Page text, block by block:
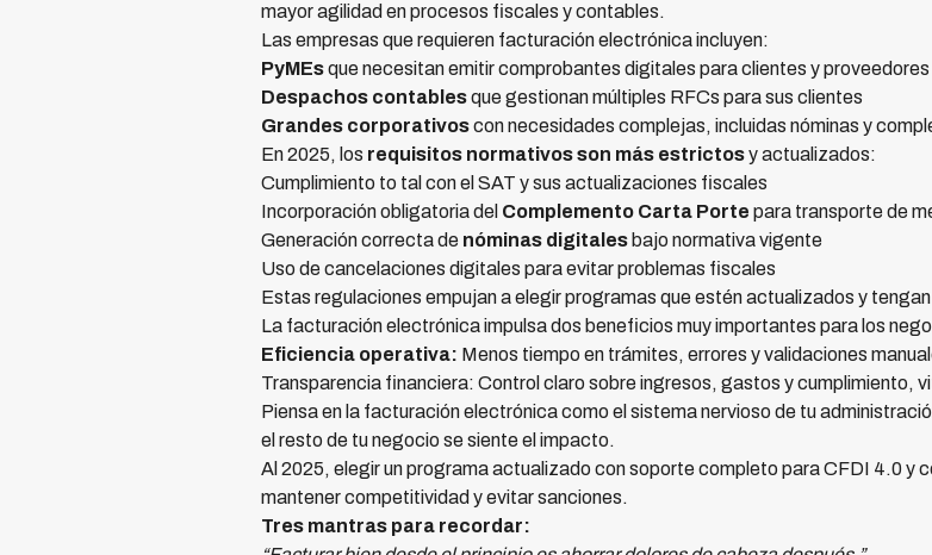
mayor agilidad en procesos fiscales y contables.
Las empresas que requieren facturación electrónica incluyen:
PyMEsque necesitan emitir comprobantes digitales para clientes y proveedores
Despachos contablesque gestionan múltiples RFCs para sus clientes
Grandes corporativoscon necesidades complejas, incluidas nóminas y
En 2025, los requisitos normativos son más estrictosy actualizados:
Cumplimiento to tal con el SAT y sus actualizaciones fiscales
Incorporación obligatoria del Complemento Carta Porte para transporte de
Generación correcta de nóminas digitales bajo normativa vigente
Uso de cancelaciones digitales para evitar problemas fiscales
Estas regulaciones empujan a elegir programas que estén actualizados y
La facturación electrónica impulsa dos beneficios muy importantes para los
Eficiencia operativa: Menos tiempo en trámites, errores y validaciones
Transparencia financiera: Control claro sobre ingresos, gastos y cumplimiento,
Piensa en la facturación electrónica como el sistema nervioso de tu
el resto de tu negocio se siente el impacto.
Al 2025, elegir un programa actualizado con soporte completo para CFDI 4.0 y
mantener competitividad y evitar sanciones.
Tres mantras para recordar: